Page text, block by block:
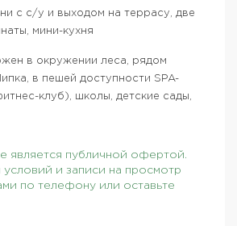
с с/у и выходом на террасу, две
мини-кухня
в окружении леса, рядом
в пешей доступности SPA-
клуб), школы, детские сады,
является публичной офертой.
условий и записи на просмотр
по телефону или оставьте